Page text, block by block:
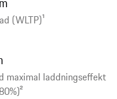
(WLTP)1
maximal laddningseffekt
2